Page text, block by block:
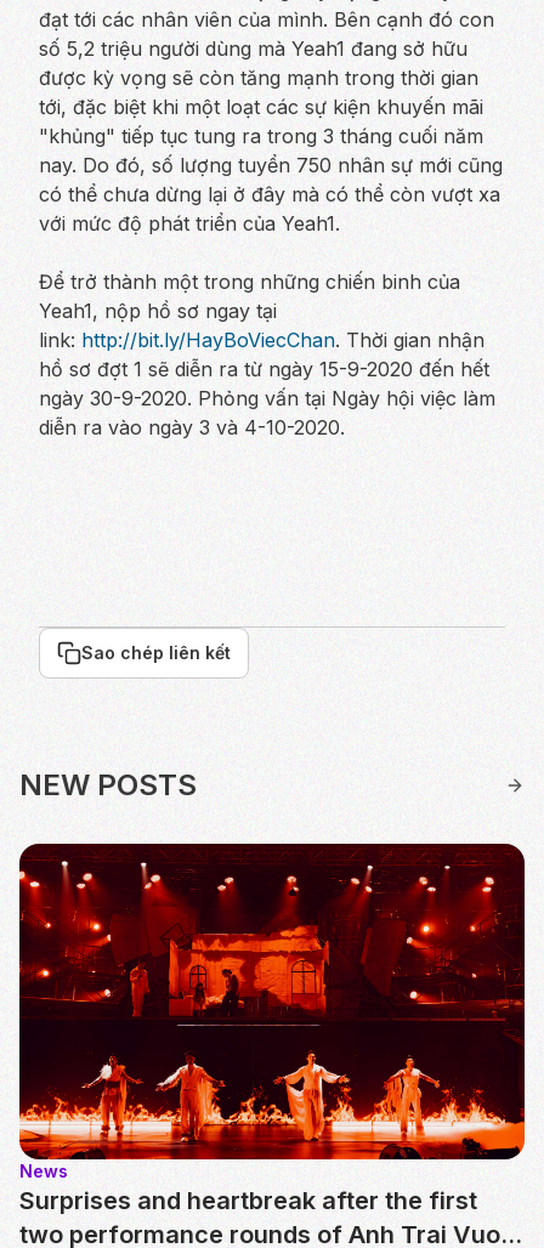
đạt tới các nhân viên của mình. Bên cạnh đó con
số 5,2 triệu người dùng mà Yeah1 đang sở hữu
được kỳ vọng sẽ còn tăng mạnh trong thời gian
tới, đặc biệt khi một loạt các sự kiện khuyến mãi
"khủng" tiếp tục tung ra trong 3 tháng cuối năm
nay. Do đó, số lượng tuyển 750 nhân sự mới cũng
có thể chưa dừng lại ở đây mà có thể còn vượt xa
với mức độ phát triển của Yeah1.
Để trở thành một trong những chiến binh của
Yeah1, nộp hồ sơ ngay tại
link:http://bit.ly/HayBoViecChan. Thời gian nhận
hồ sơ đợt 1 sẽ diễn ra từ ngày 15-9-2020 đến hết
ngày 30-9-2020. Phỏng vấn tại Ngày hội việc làm
diễn ra vào ngày 3 và 4-10-2020.
Sao chép liên kết
NEW POSTS
News
Surprises and heartbreak after the first
two performance rounds of Anh Trai Vuot